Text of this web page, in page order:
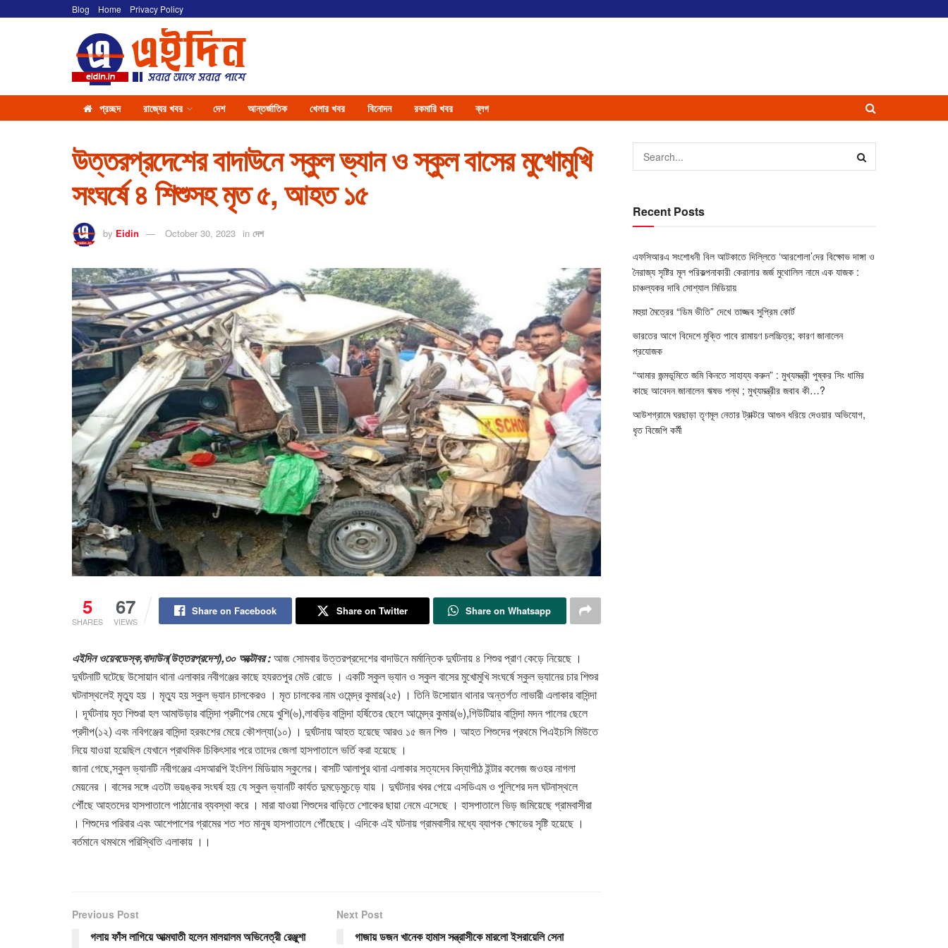
Blog Home Privacy Policy
প্রচ্ছদ রাজ্যের খবর দেশ আন্তর্জাতিক খেলার খবর বিনোদন রকমারি খবর ব্লগ
উত্তরপ্রদেশের বাদাউনে স্কুল ভ্যান ও স্কুল বাসের মুখোমুখি
সংঘর্ষে ৪ শিশুসহ মৃত ৫, আহত ১৫
by Eidin October 30, 2023 in দেশ
5
SHARES
67
VIEWS
Share on Facebook Share on Twitter Share on Whatsapp
এইদিন ওয়েবডেস্ক,বাদাউন(উত্তরপ্রদেশ),৩০ অক্টোবর :আজ সোমবার উত্তরপ্রদেশের বাদাউনে মর্মান্তিক দুর্ঘটনায় ৪ শিশুর প্রাণ কেড়ে নিয়েছে ।
দুর্ঘটনাটি ঘটেছে উসোয়ান থানা এলাকার নবীগঞ্জের কাছে হযরতপুর মেউ রোডে । একটি স্কুল ভ্যান ও স্কুল বাসের মুখোমুখি সংঘর্ষে স্কুল ভ্যানের চার শিশুর
ঘটনাস্থলেই মৃত্যু হয় । মৃত্যু হয় স্কুল ভ্যান চালকেরও । মৃত চালকের নাম ওমেন্দ্র কুমার(২৫) । তিনি উসোয়ান থানার অন্তর্গত লাভারী এলাকার বাসিন্দা
। দূর্ঘটনায় মৃত শিশুরা হল আমাউড়ার বাসিন্দা প্রদীপের মেয়ে খুশি(৬),লাবড়ির বাসিন্দা হর্ষিতের ছেলে আমেন্দ্র কুমার(৬),গিউটিয়ার বাসিন্দা মদন পালের ছেলে
প্রদীপ(১২) এবং নবিগঞ্জের বাসিন্দা হরবংশের মেয়ে কৌশল্যা(১০) । দুর্ঘটনায় আহত হয়েছে আরও ১৫ জন শিশু । আহত শিশুদের প্রথমে পিএইচসি মিউতে
নিয়ে যাওয়া হয়েছিল যেখানে প্রাথমিক চিকিৎসার পরে তাদের জেলা হাসপাতালে ভর্তি করা হয়েছে ।
জানা গেছে,স্কুল ভ্যানটি নবীগঞ্জের এসআরপি ইংলিশ মিডিয়াম স্কুলের। বাসটি আলাপুর থানা এলাকার সত্যদেব বিদ্যাপীঠ ইন্টার কলেজ জওহর নাগলা
মেয়নের । বাসের সঙ্গে এতটা ভয়ঙ্কর সংঘর্ষ হয় যে স্কুল ভ্যানটি কার্যত দুমড়েমুচড়ে যায় । দুর্ঘটনার খবর পেয়ে এসডিএম ও পুলিশের দল ঘটনাস্থলে
পৌঁছে আহতদের হাসপাতালে পাঠানোর ব্যবস্থা করে । মারা যাওয়া শিশুদের বাড়িতে শোকের ছায়া নেমে এসেছে । হাসপাতালে ভিড় জমিয়েছে গ্রামবাসীরা
। শিশুদের পরিবার এবং আশেপাশের গ্রামের শত শত মানুষ হাসপাতালে পৌঁছেছে। এদিকে এই ঘটনায় গ্রামবাসীর মধ্যে ব্যাপক ক্ষোভের সৃষ্টি হয়েছে ।
বর্তমানে থমথমে পরিস্থিতি এলাকায় ।।
Previous Post
গলায় ফাঁস লাগিয়ে আত্মঘাতী হলেন মালয়ালম অভিনেত্রী রেঞ্জুশা
Next Post
গাজায় ডজন খানেক হামাস সন্ত্রাসীকে মারলো ইসরায়েলি সেনা
Recent Posts
এফসিআরএ সংশোধনী বিল আটকাতে দিল্লিতে ‘আরশোলা’দের বিক্ষোভ দাঙ্গা ও
নৈরাজ্য সৃষ্টির মূল পরিকল্পনাকারী কেরালার জর্জ মুথোলিল নামে এক যাজক :
চাঞ্চল্যকর দাবি সোশ্যাল মিডিয়ায়
মহুয়া মৈত্রের “ডিম ভীতি” দেখে তাজ্জব সুপ্রিম কোর্ট
ভারতের আগে বিদেশে মুক্তি পাবে রামায়ণ চলচ্চিত্র; কারণ জানালেন
প্রযোজক
“আমার জন্মভূমিতে জমি কিনতে সাহায্য করুন” : মুখ্যমন্ত্রী পুষ্কর সিং ধামির
কাছে আবেদন জানালেন ঋষভ পন্থ ; মুখ্যমন্ত্রীর জবাব কী…?
আউশগ্রামে ঘরছাড়া তৃণমূল নেতার ট্রাক্টরে আগুন ধরিয়ে দেওয়ার অভিযোগ,
ধৃত বিজেপি কর্মী